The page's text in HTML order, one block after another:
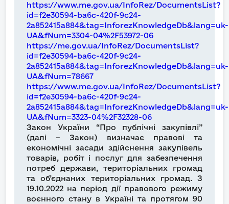
https://www.me.gov.ua/InfoRez/DocumentsList?
id=f2e30594-ba6c-420f-9c24-
2a852415a884&tag=InforezKnowledgeDb&lang=uk-
UA&fNum=3304-04%2F53972-06
https://me.gov.ua/InfoRez/DocumentsList?
id=f2e30594-ba6c-420f-9c24-
2a852415a884&tag=InforezKnowledgeDb&lang=uk-
UA&fNum=78667
https://www.me.gov.ua/InfoRez/DocumentsList?
id=f2e30594-ba6c-420f-9c24-
2a852415a884&tag=InforezKnowledgeDb&lang=uk-
UA&fNum=3323-04%2F32328-06
Закон України “Про публічні закупівлі”
(далі – Закон) визначає правові та
економічні засади здійснення закупівель
товарів, робіт і послуг для забезпечення
потреб держави, територіальних громад
та об’єднаних територіальних громад. З
19.10.2022 на період дії правового режиму
воєнного стану в Україні та протягом 90